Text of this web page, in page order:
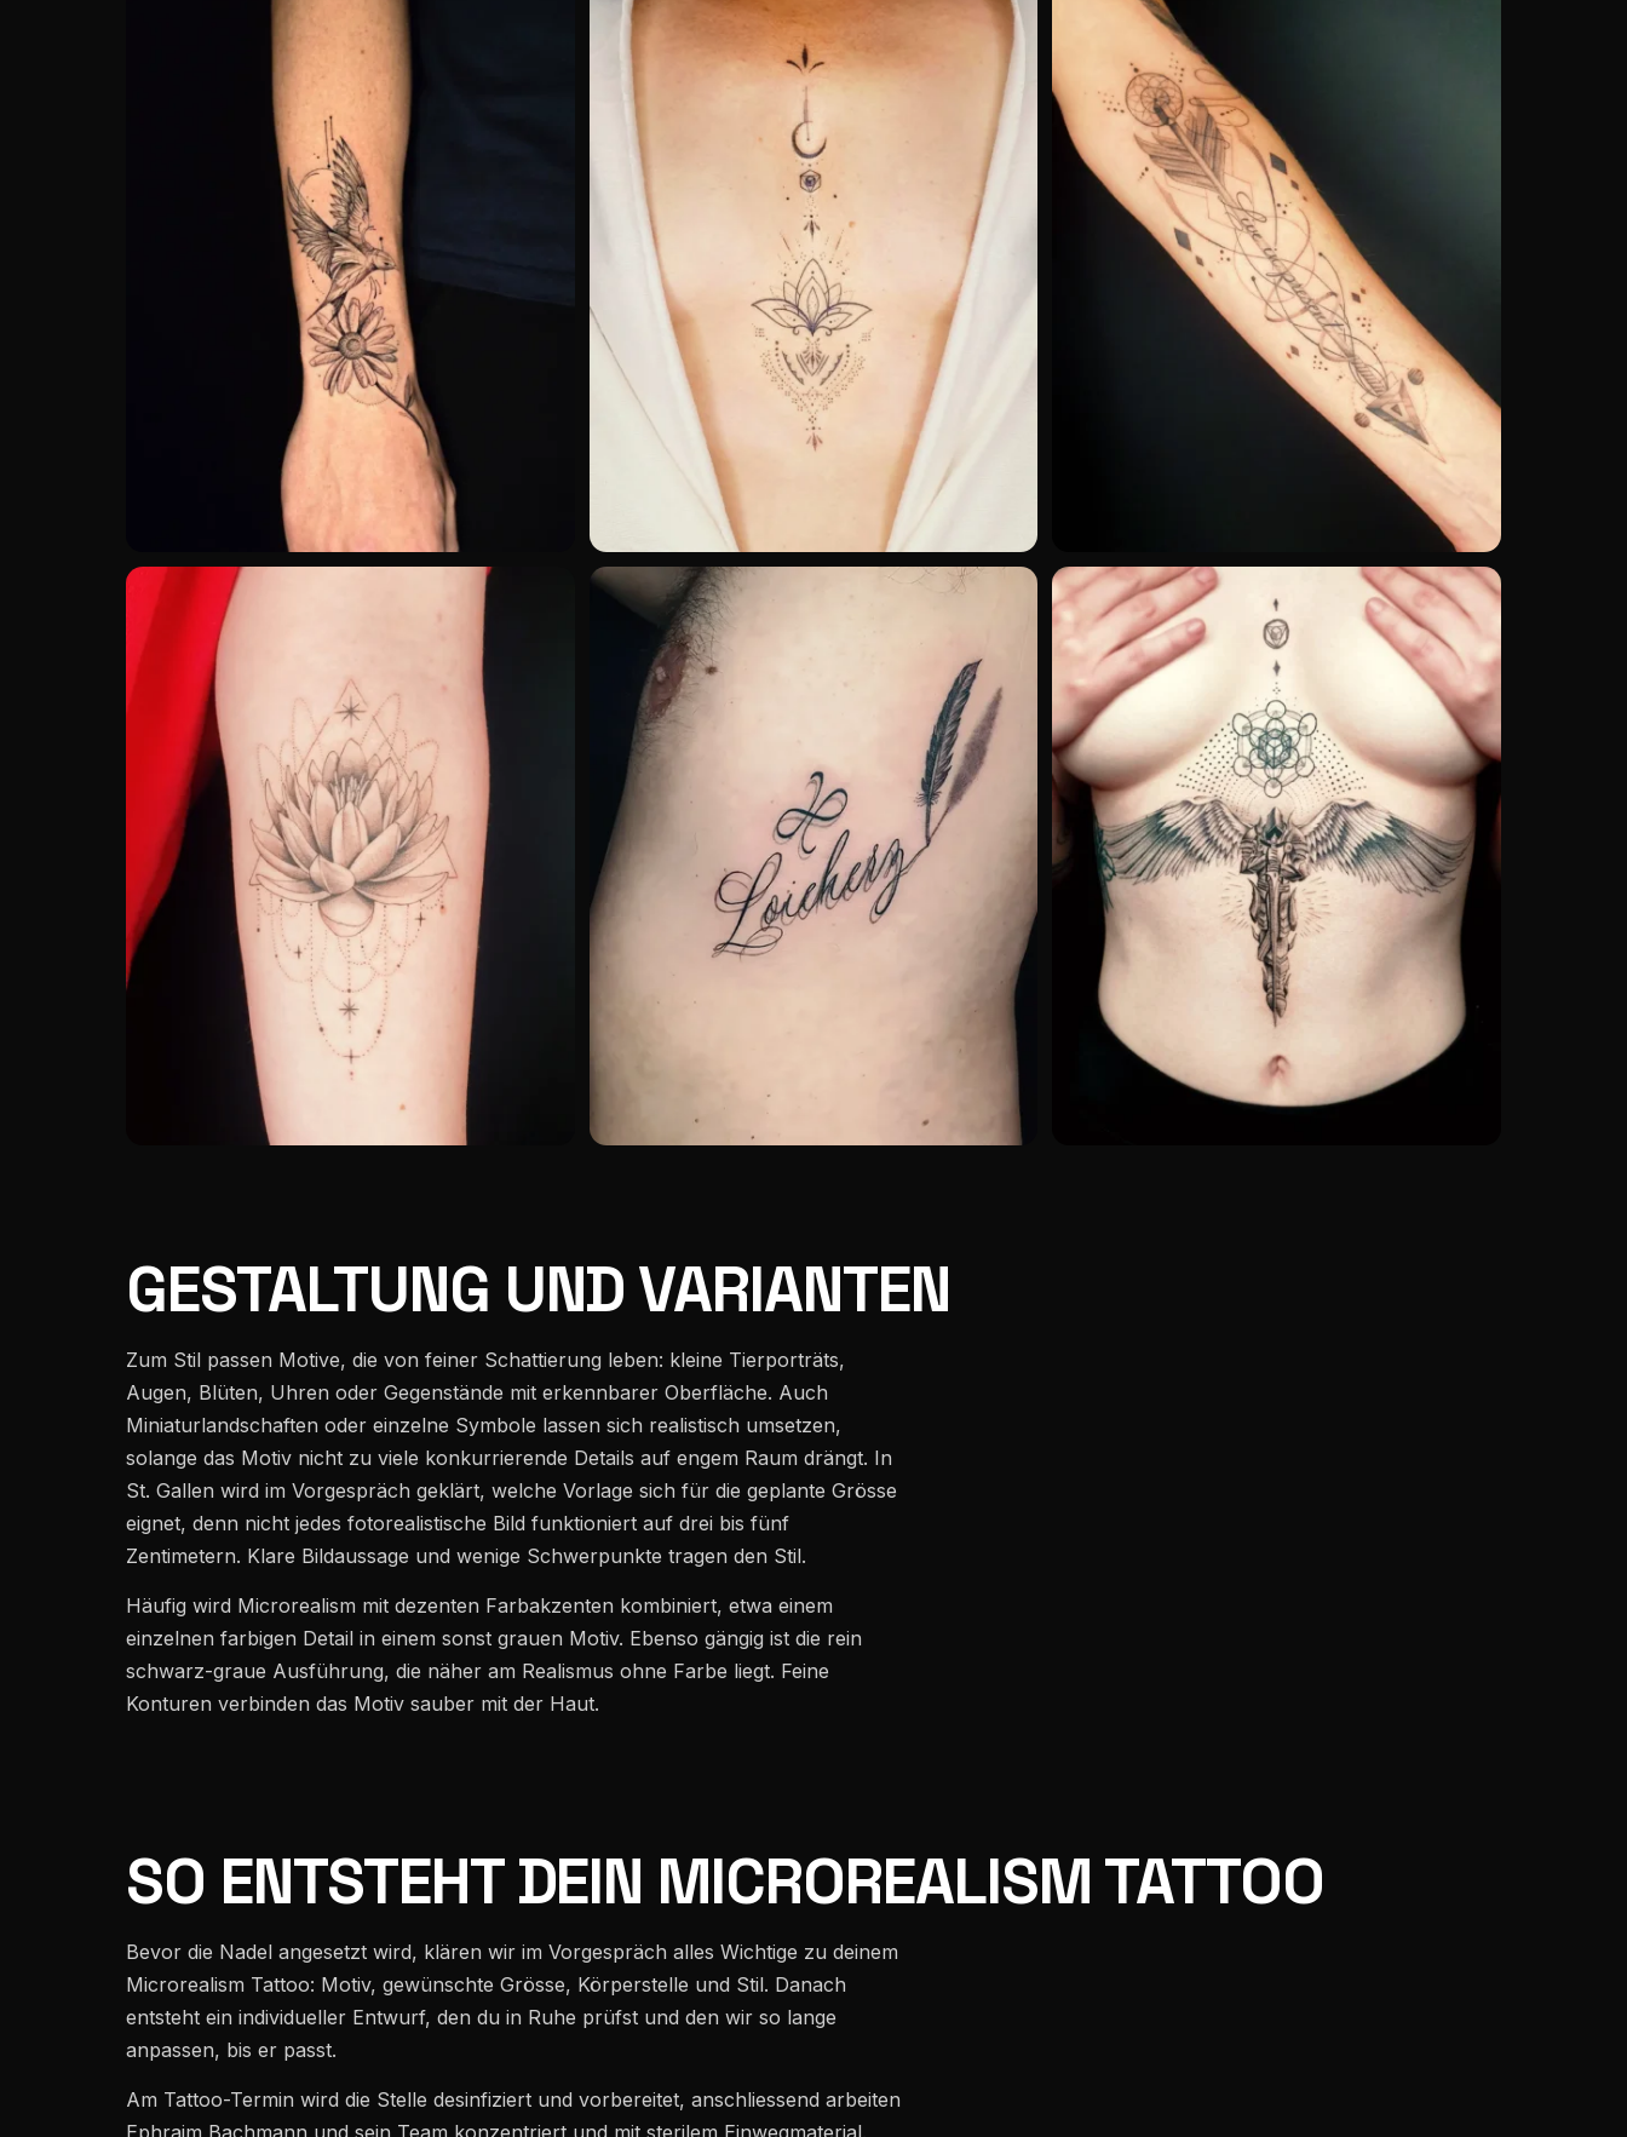
GESTALTUNG UND VARIANTEN
Zum Stil passen Motive, die von feiner Schattierung leben: kleine Tierporträts,
Augen, Blüten, Uhren oder Gegenstände mit erkennbarer Oberfläche. Auch
Miniaturlandschaften oder einzelne Symbole lassen sich realistisch umsetzen,
solange das Motiv nicht zu viele konkurrierende Details auf engem Raum drängt. In
St. Gallen wird im Vorgespräch geklärt, welche Vorlage sich für die geplante Grösse
eignet, denn nicht jedes fotorealistische Bild funktioniert auf drei bis fünf
Zentimetern. Klare Bildaussage und wenige Schwerpunkte tragen den Stil.
Häufig wird Microrealism mit dezenten Farbakzenten kombiniert, etwa einem
einzelnen farbigen Detail in einem sonst grauen Motiv. Ebenso gängig ist die rein
schwarz-graue Ausführung, die näher am Realismus ohne Farbe liegt. Feine
Konturen verbinden das Motiv sauber mit der Haut.
SO ENTSTEHT DEIN MICROREALISM TATTOO
Bevor die Nadel angesetzt wird, klären wir im Vorgespräch alles Wichtige zu deinem
Microrealism Tattoo: Motiv, gewünschte Grösse, Körperstelle und Stil. Danach
entsteht ein individueller Entwurf, den du in Ruhe prüfst und den wir so lange
anpassen, bis er passt.
Am Tattoo-Termin wird die Stelle desinfiziert und vorbereitet, anschliessend arbeiten